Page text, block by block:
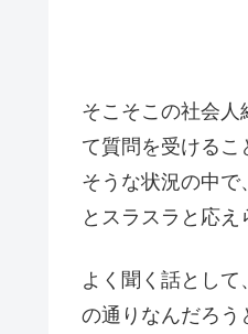
そこそこの社会
て質問を受けるこ
そうな状況の中で
とスラスラと応え
よく聞く話とし
の通りなんだろう